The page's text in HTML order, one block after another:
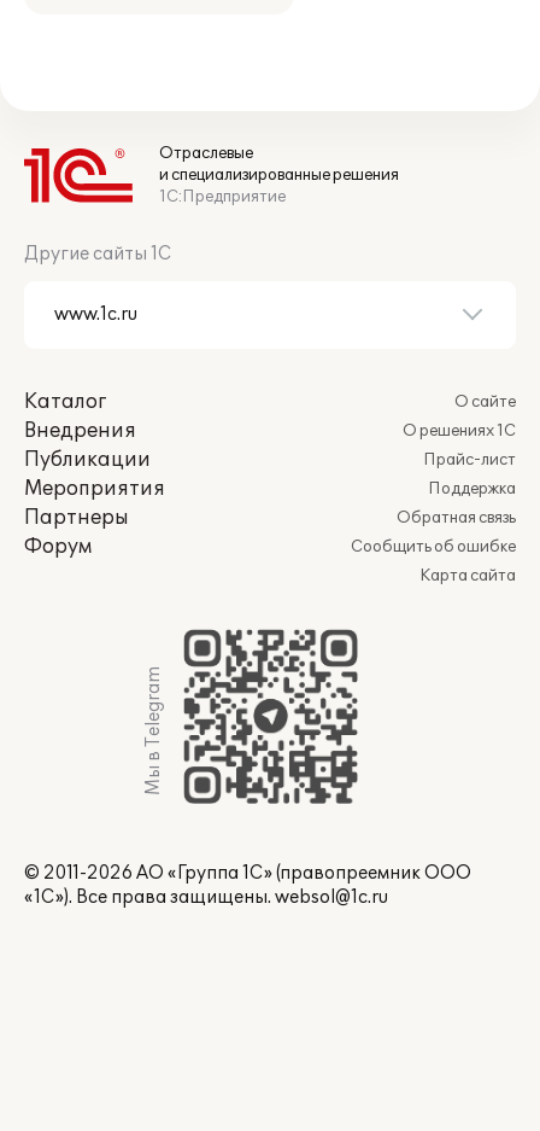
Отраслевые
и специализированные решения
1С:Предприятие
Другие сайты 1С
Каталог
Внедрения
Публикации
Мероприятия
Партнеры
Форум
О сайте
О решениях 1С
Прайс-лист
Поддержка
Обратная связь
Сообщить об ошибке
Карта сайта
Мы в Telegram
© 2011-2026 АО «Группа 1С» (правопреемник ООО
«1С»). Все права защищены. websol@1c.ru